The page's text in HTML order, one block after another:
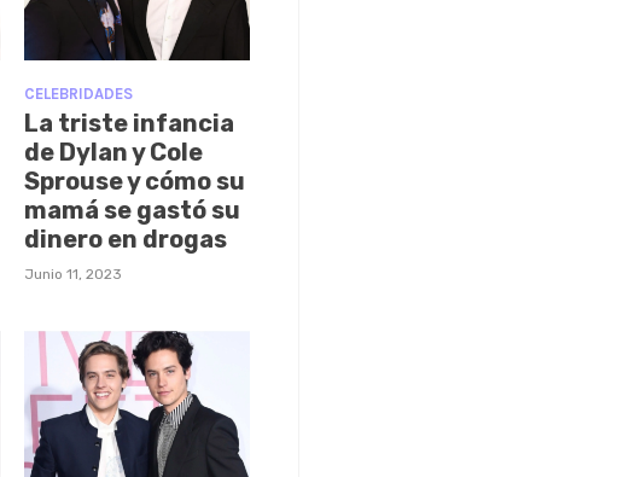
CELEBRIDADES
La triste infancia
de Dylan y Cole
Sprouse y cómo su
mamá se gastó su
dinero en drogas
Junio 11, 2023